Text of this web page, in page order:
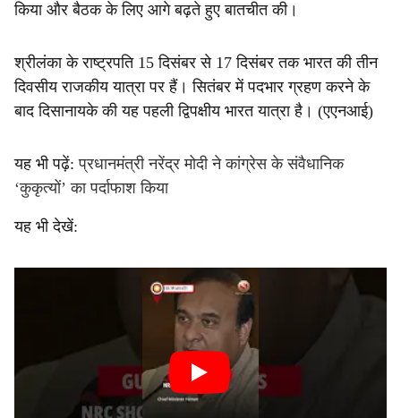
किया और बैठक के लिए आगे बढ़ते हुए बातचीत की।
श्रीलंका के राष्ट्रपति 15 दिसंबर से 17 दिसंबर तक भारत की तीन
दिवसीय राजकीय यात्रा पर हैं। सितंबर में पदभार ग्रहण करने के
बाद दिसानायके की यह पहली द्विपक्षीय भारत यात्रा है। (एएनआई)
यह भी पढ़ें:प्रधानमंत्री नरेंद्र मोदी ने कांग्रेस के संवैधानिक
‘कुकृत्यों’ का पर्दाफाश किया
यह भी देखें: